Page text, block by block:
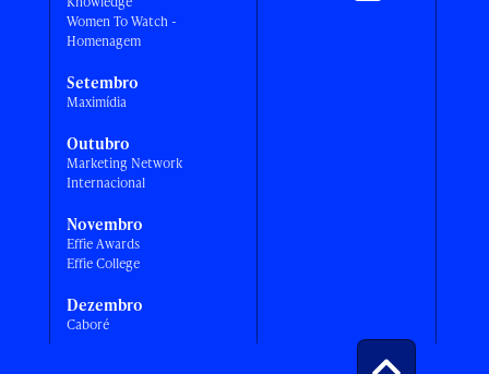
Women To Watch -
Homenagem
Setembro
Maximídia
Outubro
Marketing Network
Internacional
Novembro
Effie Awards
Effie College
Dezembro
Caboré